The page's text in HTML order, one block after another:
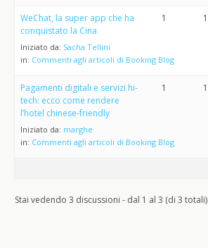
WeChat, la super app che ha
conquistato la Cina
Iniziato da: Sacha Tellini
in: Commenti agli articoli di Booking Blog
1 1
Pagamenti digitali e servizi hi-
tech: ecco come rendere
l’hotel chinese-friendly
Iniziato da: marghe
in: Commenti agli articoli di Booking Blog
1 1
Stai vedendo 3 discussioni - dal 1 al 3 (di 3 totali)